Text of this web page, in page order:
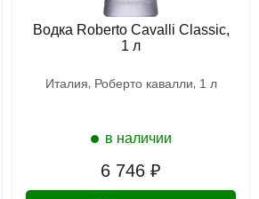
6 746 ₽
Водка Roberto Cavalli Classic,
1 л
италия роберто кавалли 1 л
в наличии